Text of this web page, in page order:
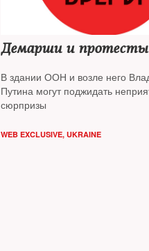
Демарши и протесты
В здании ООН и возле него
Путина могут поджидать
сюрпризы
WEB EXCLUSIVE, UKRAINE